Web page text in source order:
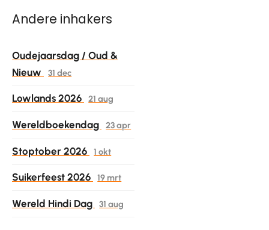
Andere inhakers
Oudejaarsdag / Oud &
Nieuw
31 dec
Lowlands 2026 21 aug
Wereldboekendag 23 apr
Stoptober 2026 1 okt
Suikerfeest 2026 19 mrt
Wereld Hindi Dag 31 aug